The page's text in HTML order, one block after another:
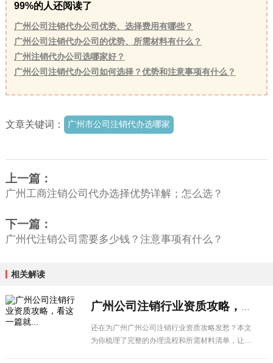
99%的人还阅读了
广州公司注销代办公司优势、选择费用有哪些？
广州公司注销代办公司的优势、所需材料有什么？
广州注销代办公司选哪家好？
广州公司注销代办公司如何选择？优势和注意事项有什么？
文章关键词： 广州市公司注销代办选哪家
上一篇：
广州工商注销公司代办选择优势详解；怎么选？
下一篇：
广州代注销公司需要多少钱？注意事项有什么？
相关解读
还在为广州广州公司注销行业资质攻略发愁？本文
为你梳理了完整的办理流程和所需材料清单，让企